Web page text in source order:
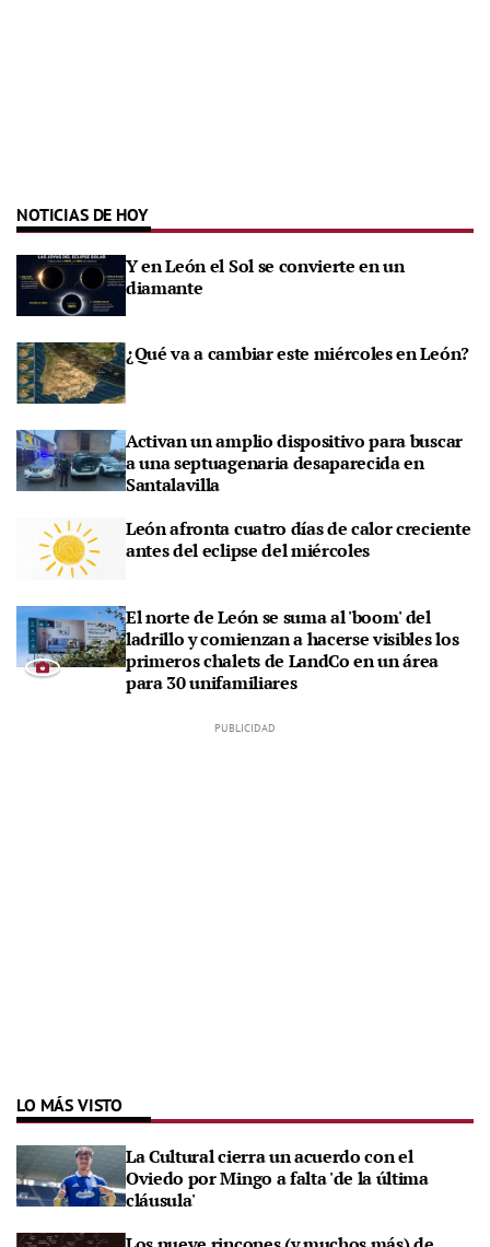
NOTICIAS DE HOY
Y en León el Sol se convierte en un
diamante
¿Qué va a cambiar este miércoles en León?
Activan un amplio dispositivo para buscar
a una septuagenaria desaparecida en
Santalavilla
León afronta cuatro días de calor creciente
antes del eclipse del miércoles
El norte de León se suma al 'boom' del
ladrillo y comienzan a hacerse visibles los
primeros chalets de LandCo en un área
para 30 unifamiliares
LO MÁS VISTO
La Cultural cierra un acuerdo con el
Oviedo por Mingo a falta 'de la última
cláusula'